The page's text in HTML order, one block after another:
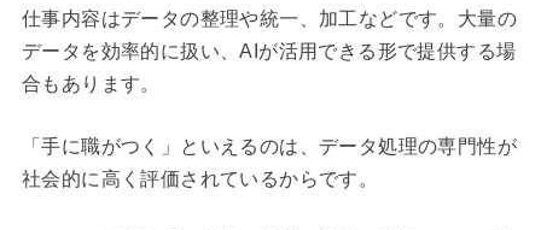
仕事内容はデータの整理や統一、加工などです。大量の
データを効率的に扱い、AIが活用できる形で提供する場
合もあります。
「手に職がつく」といえるのは、データ処理の専門性が
社会的に高く評価されているからです。